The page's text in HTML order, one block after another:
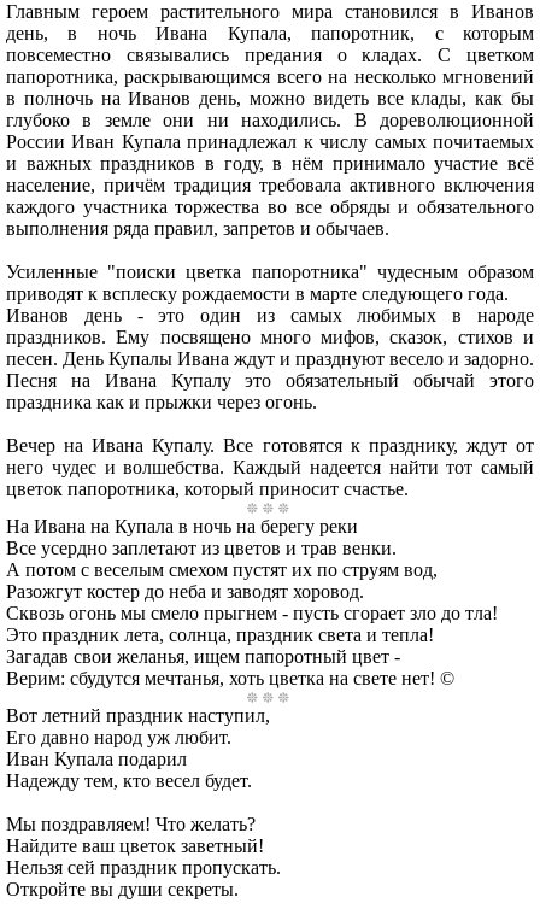
Главным героем растительного мира становился в Иванов
день, в ночь Ивана Купала, папоротник, с которым
повсеместно связывались предания о кладах. С цветком
папоротника, раскрывающимся всего на несколько мгновений
в полночь на Иванов день, можно видеть все клады, как бы
глубоко в земле они ни находились. В дореволюционной
России Иван Купала принадлежал к числу самых почитаемых
и важных праздников в году, в нём принимало участие всё
население, причём традиция требовала активного включения
каждого участника торжества во все обряды и обязательного
выполнения ряда правил, запретов и обычаев.
Усиленные "поиски цветка папоротника" чудесным образом
приводят к всплеску рождаемости в марте следующего года.
Иванов день - это один из самых любимых в народе
праздников. Ему посвящено много мифов, сказок, стихов и
песен. День Купалы Ивана ждут и празднуют весело и задорно.
Песня на Ивана Купалу это обязательный обычай этого
праздника как и прыжки через огонь.
Вечер на Ивана Купалу. Все готовятся к празднику, ждут от
него чудес и волшебства. Каждый надеется найти тот самый
цветок папоротника, который приносит счастье.
На Ивана на Купала в ночь на берегу реки
Все усердно заплетают из цветов и трав венки.
А потом с веселым смехом пустят их по струям вод,
Разожгут костер до неба и заводят хоровод.
Сквозь огонь мы смело прыгнем - пусть сгорает зло до тла!
Это праздник лета, солнца, праздник света и тепла!
Загадав свои желанья, ищем папоротный цвет -
Верим: сбудутся мечтанья, хоть цветка на свете нет! ©
Вот летний праздник наступил,
Его давно народ уж любит.
Иван Купала подарил
Надежду тем, кто весел будет.
Мы поздравляем! Что желать?
Найдите ваш цветок заветный!
Нельзя сей праздник пропускать.
Откройте вы души секреты.